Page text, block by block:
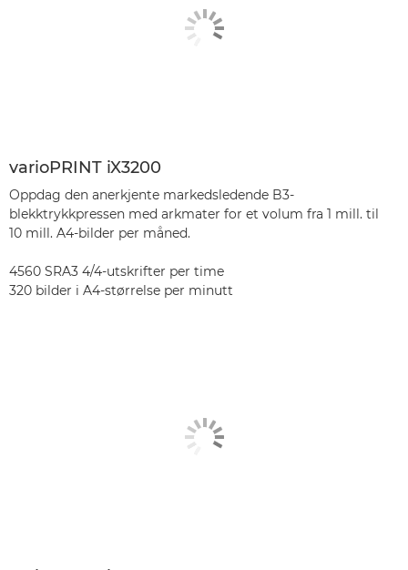
varioPRINT iX3200
Oppdag den anerkjente markedsledende B3-
blekktrykkpressen med arkmater for et volum fra 1 mill. til
10 mill. A4-bilder per måned.
4560 SRA3 4/4-utskrifter per time
320 bilder i A4-størrelse per minutt